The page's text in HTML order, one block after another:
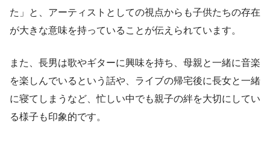
た」と、アーティストとしての視点からも子供たちの存在
が大きな意味を持っていることが伝えられています。
また、長男は歌やギターに興味を持ち、母親と一緒に音楽
を楽しんでいるという話や、ライブの帰宅後に長女と一緒
に寝てしまうなど、忙しい中でも親子の絆を大切にしてい
る様子も印象的です。